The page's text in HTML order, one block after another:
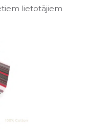
lietotājiem